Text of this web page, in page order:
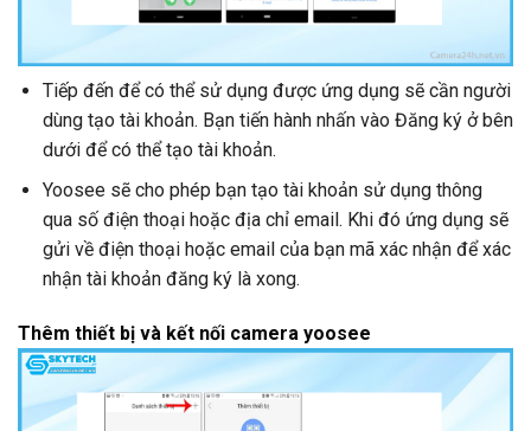
Tiếp đến để có thể sử dụng được ứng dụng sẽ cần người
dùng tạo tài khoản. Bạn tiến hành nhấn vào Đăng ký ở bên
dưới để có thể tạo tài khoản.
Yoosee sẽ cho phép bạn tạo tài khoản sử dụng thông
qua số điện thoại hoặc địa chỉ email. Khi đó ứng dụng sẽ
gửi về điện thoại hoặc email của bạn mã xác nhận để xác
nhận tài khoản đăng ký là xong.
Thêm thiết bị và kết nối camera yoosee